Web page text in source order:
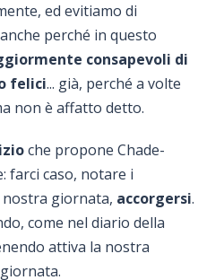
ed evitiamo di
perché in questo
consapevoli di
felici... già, perché a volte
non è affatto detto.
che propone Chade-
farci caso, notare i
giornata, accorgersi.
come nel diario della
attiva la nostra